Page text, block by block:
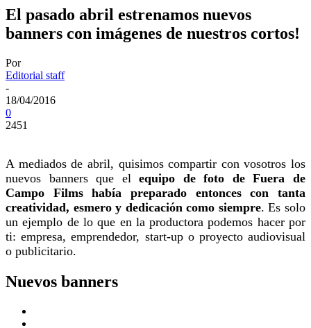
El pasado abril estrenamos nuevos
banners con imágenes de nuestros cortos!
Por
Editorial staff
-
18/04/2016
0
2451
A mediados de abril, quisimos compartir con vosotros los
nuevos banners que elequipo de foto de Fuera de
Campo Films había preparado entonces con tanta
creatividad, esmero y dedicación como siempre. Es solo
un ejemplo de lo que en la productora podemos hacer por
ti: empresa, emprendedor, start-up o proyecto audiovisual
o publicitario.
Nuevos banners